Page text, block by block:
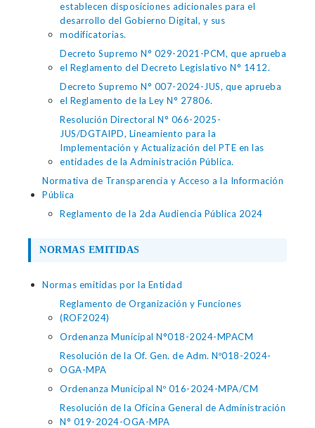
establecen disposiciones adicionales para el
desarrollo del Gobierno Digital, y sus
modificatorias.
Decreto Supremo N° 029-2021-PCM, que aprueba
el Reglamento del Decreto Legislativo N° 1412.
Decreto Supremo N° 007-2024-JUS, que aprueba
el Reglamento de la Ley N° 27806.
Resolución Directoral N° 066-2025-
JUS/DGTAIPD, Lineamiento para la
Implementación y Actualización del PTE en las
entidades de la Administración Pública.
Normativa de Transparencia y Acceso a la Información
Pública
Reglamento de la 2da Audiencia Pública 2024
NORMAS EMITIDAS
Normas emitidas por la Entidad
Reglamento de Organización y Funciones
(ROF2024)
Ordenanza Municipal N°018-2024-MPACM
Resolución de la Of. Gen. de Adm. Nº018-2024-
OGA-MPA
Ordenanza Municipal Nº 016-2024-MPA/CM
Resolución de la Oficina General de Administración
N° 019-2024-OGA-MPA